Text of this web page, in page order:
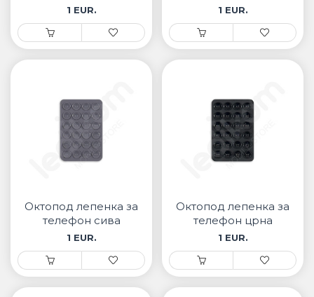
1 EUR. 1 EUR.
Октопод лепенка за
телефон сива
1 EUR.
Октопод лепенка за
телефон црна
1 EUR.